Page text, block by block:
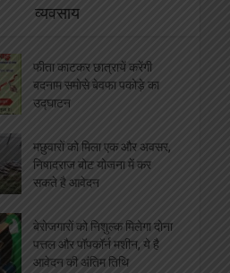
व्यवसाय
फीता काटकर छात्रायें करेंगी
बदनाम समोसे बेवफा पकोड़े का
उद्घाटन
मछुवारों को मिला एक और अवसर,
निषादराज बोट योजना में कर
सकते है आवेदन
बेरोजगारों को निशुल्क मिलेगा दोना
पत्तल और पॉपकॉर्न मशीन, ये है
आवेदन की अंतिम तिथि